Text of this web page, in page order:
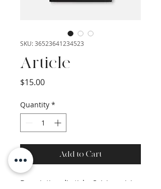
SKU: 36523641234523
Article
$15.00Price
Quantity *
Add to Cart
Description d'article. Saisissez ici